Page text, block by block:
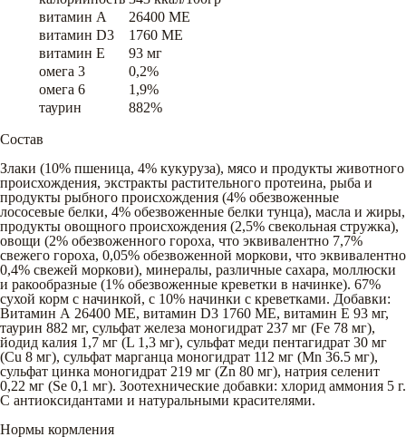
витамин A
26400 ME
витамин D3
1760 ME
витамин E
93 мг
омега 3
0,2%
омега 6
1,9%
таурин
882%
Состав
Злаки (10% пшеница, 4% кукуруза), мясо и продукты животного
происхождения, экстракты растительного протеина, рыба и
продукты рыбного происхождения (4% обезвоженные
лососевые белки, 4% обезвоженные белки тунца), масла и жиры,
продукты овощного происхождения (2,5% свекольная стружка),
овощи (2% обезвоженного гороха, что эквивалентно 7,7%
свежего гороха, 0,05% обезвоженной моркови, что эквивалентно
0,4% свежей моркови), минералы, различные сахара, моллюски
и ракообразные (1% обезвоженные креветки в начинке). 67%
сухой корм с начинкой, с 10% начинки с креветками. Добавки:
Витамин А 26400 МЕ, витамин D3 1760 МЕ, витамин Е 93 мг,
таурин 882 мг, сульфат железа моногидрат 237 мг (Fe 78 мг),
йодид калия 1,7 мг (L 1,3 мг), сульфат меди пентагидрат 30 мг
(Сu 8 мг), сульфат марганца моногидрат 112 мг (Mn 36.5 мг),
сульфат цинка моногидрат 219 мг (Zn 80 мг), натрия селенит
0,22 мг (Sе 0,1 мг). Зоотехнические добавки: хлорид аммония 5 г.
С антиоксидантами и натуральными красителями.
Нормы кормления